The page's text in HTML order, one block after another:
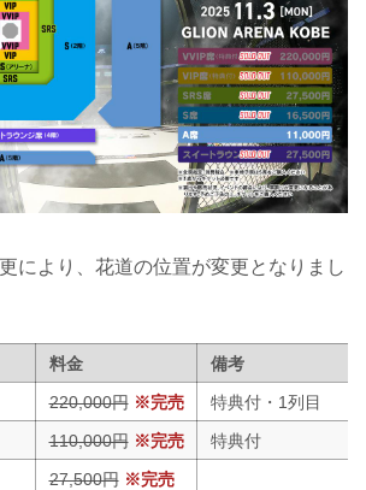
により、花道の位置が変更となりまし
料金
備考
220,000円 ※完売
特典付・1列目
110,000円 ※完売
特典付
27,500円 ※完売